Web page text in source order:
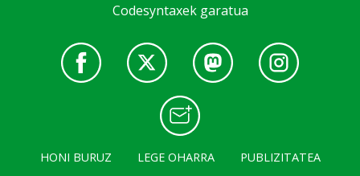
Codesyntaxek garatua
HONI BURUZ LEGE OHARRA
PUBLIZITATEA